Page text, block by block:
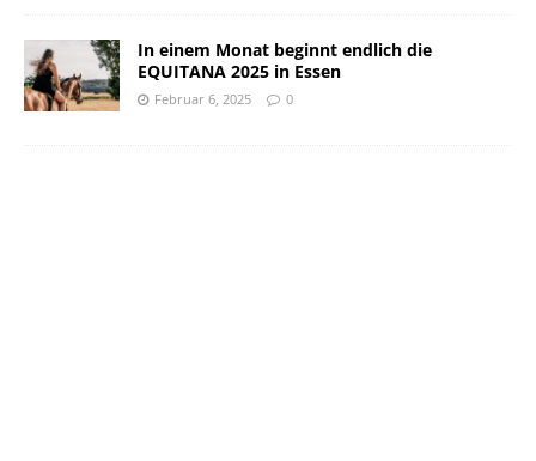
In einem Monat beginnt endlich die
EQUITANA 2025 in Essen
Februar 6, 2025 0